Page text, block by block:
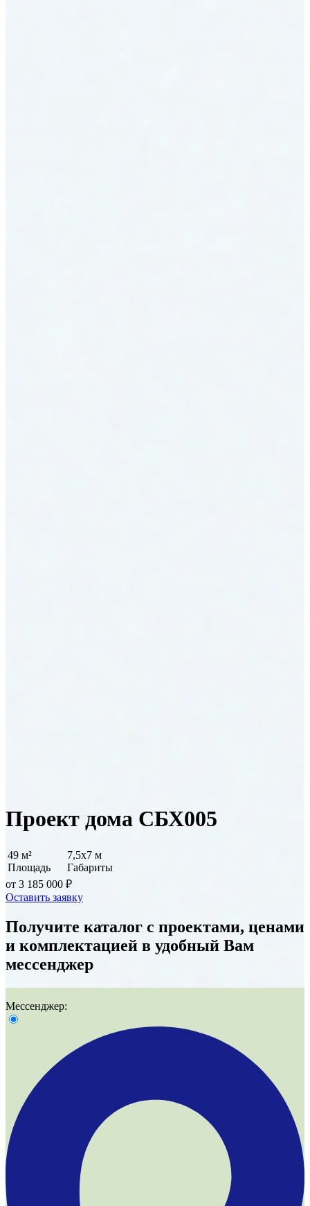
Проект дома СБХ005
49 м²
Площадь
7,5x7 м
Габариты
от 3 185 000 ₽
Оставить заявку
Получите каталог с проектами, ценами
и комплектацией в удобный Вам
мессенджер
Мессенджер: